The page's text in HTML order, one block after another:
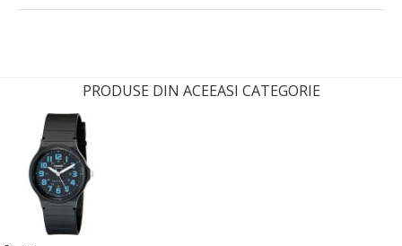
PRODUSE DIN ACEEASI CATEGORIE